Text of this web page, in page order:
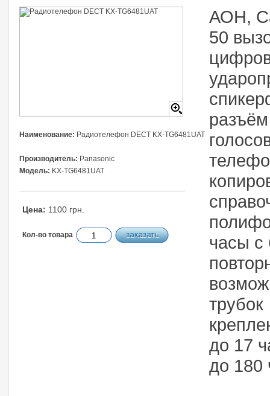
Наименование: Радиотелефон DECT KX-TG6481UAT
Производитель: Panasonic
Модель: KX-TG6481UAT
Цена: 1100 грн.
Кол-во товара
АОН,
50
часы с
трубок
до 17
до 180